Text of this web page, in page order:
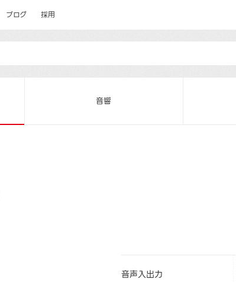
ブログ 採用
音響
音声入出力